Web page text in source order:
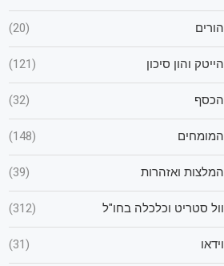
הורים (20)
הייטק והון סיכון (121)
הכסף (32)
המומחים (148)
המלצות ואזהרות (39)
וול סטריט וכלכלה בחו"ל (312)
וידאו (31)